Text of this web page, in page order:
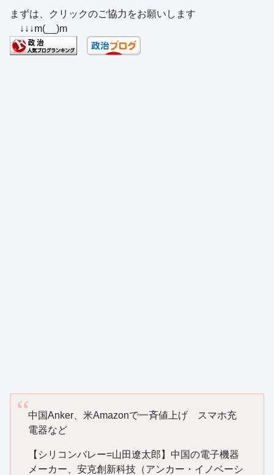
c
e
b
e
a
d
e
e
sk
y
ss
まずは、クリックのご協力をお願いします
↓↓↓m(__)m
中国Anker、米Amazonで一斉値上げ スマホ充
電器など
【シリコンバレー=山田遼太郎】中国の電子機器
メーカー、安克創新科技（アンカー・イノベーシ